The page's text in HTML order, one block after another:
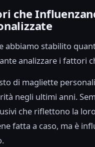
che
abbiamo stabilito
analizzare i fattori
di magliette
negli ultimi anni.
che riflettono la
fatta a caso, ma è